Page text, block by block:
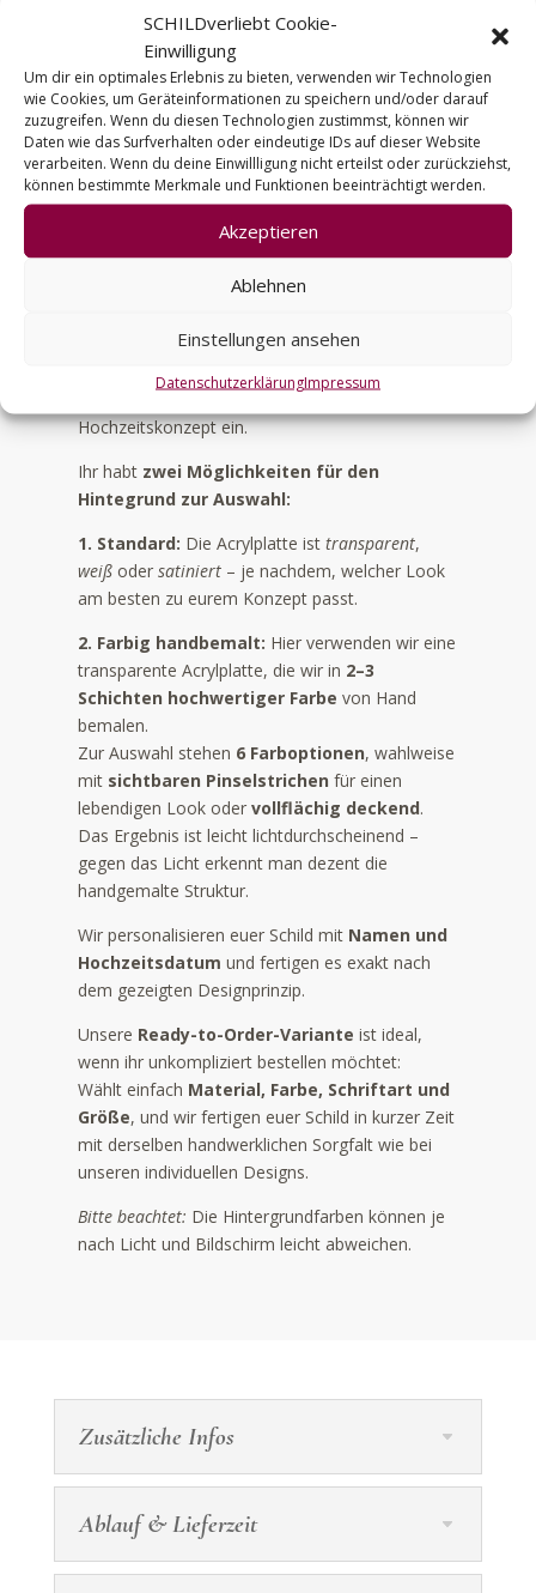
SCHILDverliebt Cookie-
Einwilligung
Um dir ein optimales Erlebnis zu bieten, verwenden wir Technologien
wie Cookies, um Geräteinformationen zu speichern und/oder darauf
zuzugreifen. Wenn du diesen Technologien zustimmst, können wir
Daten wie das Surfverhalten oder eindeutige IDs auf dieser Website
verarbeiten. Wenn du deine Einwillligung nicht erteilst oder zurückziehst,
können bestimmte Merkmale und Funktionen beeinträchtigt werden.
Akzeptieren
Ablehnen
Einstellungen ansehen
DatenschutzerklärungImpressum
|
Willkommen
hoch
2
Menge
l
t
e
r
n
Artikelbeschreibung
unserem Atelier gefertigt.
Acryl überzeugt durch seine
schlichte Eleganz
Hochzeitskonzept ein.
Ihr habt zwei Möglichkeiten für den
Hintegrund zur Auswahl:
1. Standard: Die Acrylplatte ist transparent,
weißoder satiniert– je nachdem, welcher Look
am besten zu eurem Konzept passt.
2. Farbig handbemalt: Hier verwenden wir eine
transparente Acrylplatte, die wir in 2–3
Schichten hochwertiger Farbe von Hand
bemalen.
Zur Auswahl stehen 6 Farboptionen, wahlweise
mit sichtbaren Pinselstrichen für einen
lebendigen Look oder vollflächig deckend.
Das Ergebnis ist leicht lichtdurchscheinend –
gegen das Licht erkennt man dezent die
handgemalte Struktur.
Wir personalisieren euer Schild mit Namen und
Hochzeitsdatum und fertigen es exakt nach
dem gezeigten Designprinzip.
Unsere Ready-to-Order-Variante ist ideal,
wenn ihr unkompliziert bestellen möchtet:
Wählt einfach Material, Farbe, Schriftart und
Größe, und wir fertigen euer Schild in kurzer Zeit
mit derselben handwerklichen Sorgfalt wie bei
unseren individuellen Designs.
Bitte beachtet: Die Hintergrundfarben können je
nach Licht und Bildschirm leicht abweichen.
Zusätzliche Infos
Ablauf & Lieferzeit